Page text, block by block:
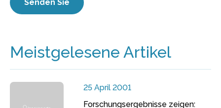
Meistgelesene Artikel
25 April 2001
Forschungsergebnisse zeigen: